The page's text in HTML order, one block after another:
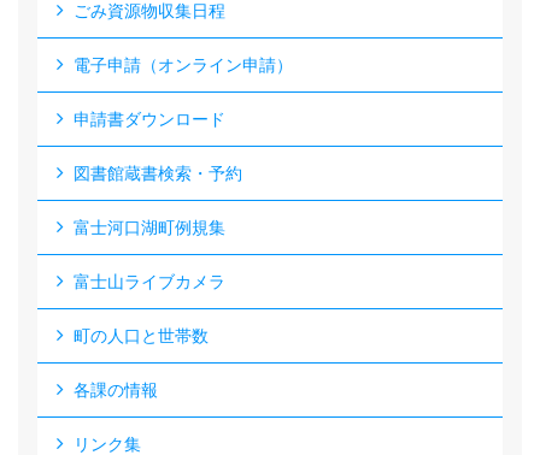
ごみ資源物収集日程
電子申請（オンライン申請）
申請書ダウンロード
図書館蔵書検索・予約
富士河口湖町例規集
富士山ライブカメラ
町の人口と世帯数
各課の情報
リンク集